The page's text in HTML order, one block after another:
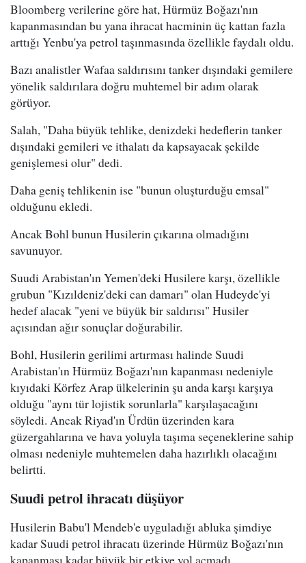
Bloomberg verilerine göre hat, Hürmüz Boğazı'nın
kapanmasından bu yana ihracat hacminin üç kattan fazla
arttığı Yenbu'ya petrol taşınmasında özellikle faydalı oldu.
Bazı analistler Wafaa saldırısını tanker dışındaki gemilere
yönelik saldırılara doğru muhtemel bir adım olarak
görüyor.
Salah, "Daha büyük tehlike, denizdeki hedeflerin tanker
dışındaki gemileri ve ithalatı da kapsayacak şekilde
genişlemesi olur" dedi.
Daha geniş tehlikenin ise "bunun oluşturduğu emsal"
olduğunu ekledi.
Ancak Bohl bunun Husilerin çıkarına olmadığını
savunuyor.
Suudi Arabistan'ın Yemen'deki Husilere karşı, özellikle
grubun "Kızıldeniz'deki can damarı" olan Hudeyde'yi
hedef alacak "yeni ve büyük bir saldırısı" Husiler
açısından ağır sonuçlar doğurabilir.
Bohl, Husilerin gerilimi artırması halinde Suudi
Arabistan'ın Hürmüz Boğazı'nın kapanması nedeniyle
kıyıdaki Körfez Arap ülkelerinin şu anda karşı karşıya
olduğu "aynı tür lojistik sorunlarla" karşılaşacağını
söyledi. Ancak Riyad'ın Ürdün üzerinden kara
güzergahlarına ve hava yoluyla taşıma seçeneklerine sahip
olması nedeniyle muhtemelen daha hazırlıklı olacağını
belirtti.
Suudi petrol ihracatı düşüyor
Husilerin Babu'l Mendeb'e uyguladığı abluka şimdiye
kadar Suudi petrol ihracatı üzerinde Hürmüz Boğazı'nın